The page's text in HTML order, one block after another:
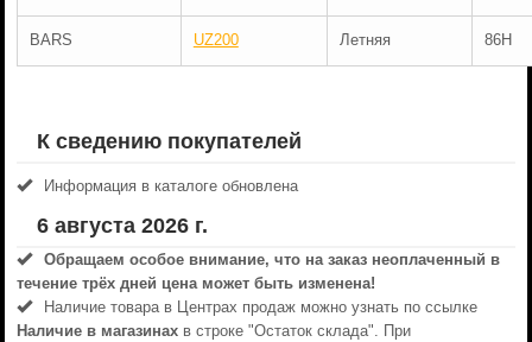
BARS UZ200 Летняя 86H
К сведению покупателей
Информация в каталоге обновлена
6 августа 2026 г.
Обращаем особое внимание, что на заказ неоплаченный в
течениe трёх дней цена может быть изменена!
Наличие товара в Центрах продаж можно узнать по ссылке
Наличие в магазинахв строке "Остаток склада". При